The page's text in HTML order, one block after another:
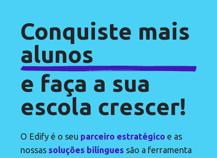
Conquiste mais
alunos
e faça a sua
escola crescer!
O Edify é o seu parceiro estratégico e as
nossas soluções bilíngues são a ferramenta